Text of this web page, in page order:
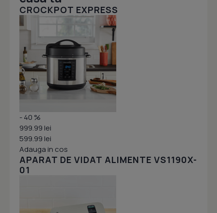
CROCKPOT EXPRESS
- 40 %
999.99 lei
599.99 lei
Adauga in cos
APARAT DE VIDAT ALIMENTE VS1190X-
01